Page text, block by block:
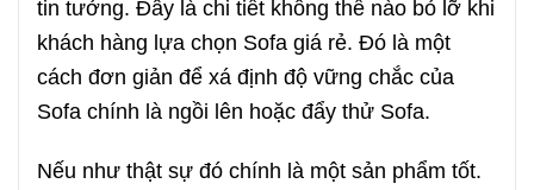
tin tưởng. Đây là chi tiết không thể nào bỏ lỡ khi
khách hàng lựa chọn Sofa giá rẻ. Đó là một
cách đơn giản để xá định độ vững chắc của
Sofa chính là ngồi lên hoặc đẩy thử Sofa.
Nếu như thật sự đó chính là một sản phẩm tốt.